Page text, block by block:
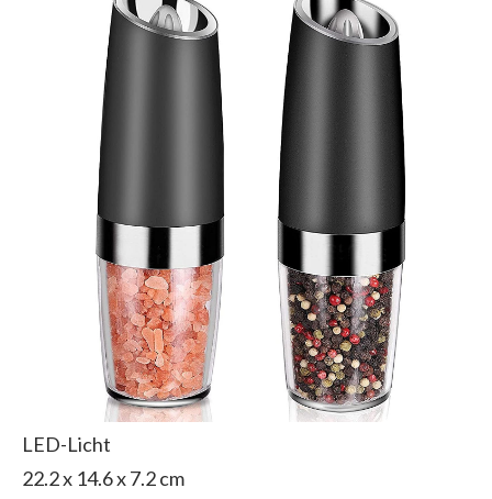
LED-Licht
‎22.2 x 14.6 x 7.2 cm